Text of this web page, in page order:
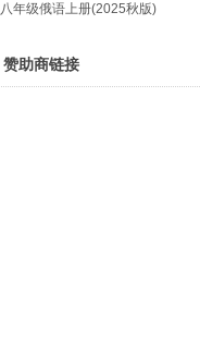
八年级俄语上册(2025秋版)
赞助商链接